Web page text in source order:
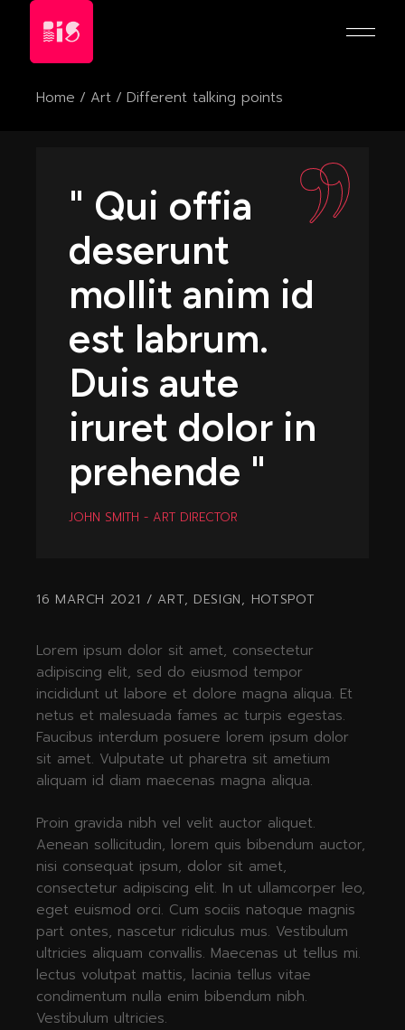
Home Art Different talking points
" Qui offia
deserunt
mollit anim id
est labrum.
Duis aute
iruret dolor in
prehende "
JOHN SMITH - ART DIRECTOR
16 MARCH 2021 ART, DESIGN, HOTSPOT
Lorem ipsum dolor sit amet, consectetur
adipiscing elit, sed do eiusmod tempor
incididunt ut labore et dolore magna aliqua. Et
netus et malesuada fames ac turpis egestas.
Faucibus interdum posuere lorem ipsum dolor
sit amet. Vulputate ut pharetra sit ametium
aliquam id diam maecenas magna aliqua.
Proin gravida nibh vel velit auctor aliquet.
Aenean sollicitudin, lorem quis bibendum auctor,
nisi consequat ipsum, dolor sit amet,
consectetur adipiscing elit. In ut ullamcorper leo,
eget euismod orci. Cum sociis natoque magnis
part ontes, nascetur ridiculus mus. Vestibulum
ultricies aliquam convallis. Maecenas ut tellus mi.
lectus volutpat mattis, lacinia tellus vitae
condimentum nulla enim bibendum nibh.
Vestibulum ultricies.